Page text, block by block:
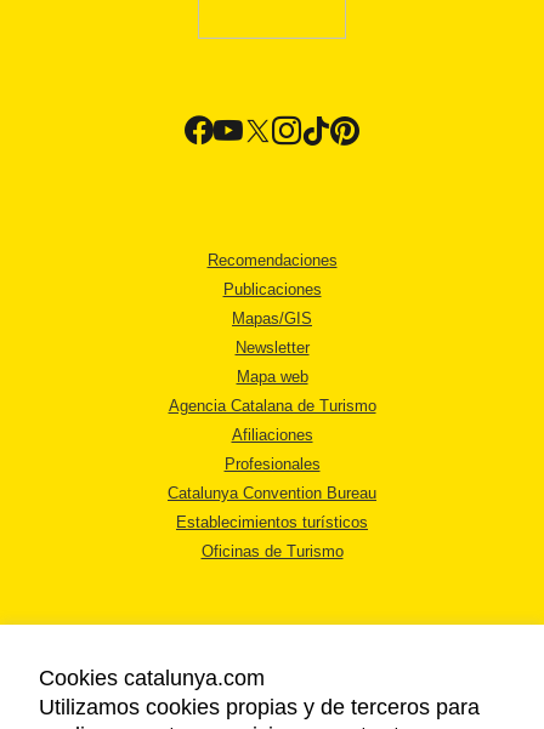
Recomendaciones
Publicaciones
Mapas/GIS
Newsletter
Mapa web
Agencia Catalana de Turismo
Afiliaciones
Profesionales
Catalunya Convention Bureau
Establecimientos turísticos
Oficinas de Turismo
AVISO LEGAL
Cookies catalunya.com
Utilizamos cookies propias y de terceros para